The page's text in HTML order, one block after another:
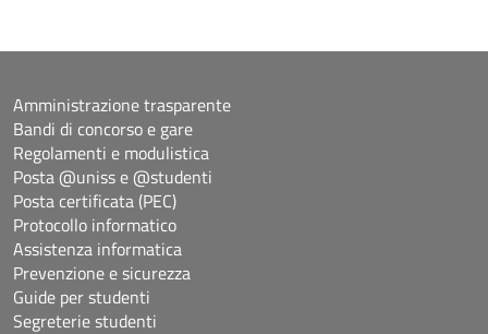
Amministrazione trasparente
Bandi di concorso e gare
Regolamenti e modulistica
Posta @uniss e @studenti
Posta certificata (PEC)
Protocollo informatico
Assistenza informatica
Prevenzione e sicurezza
Guide per studenti
Segreterie studenti